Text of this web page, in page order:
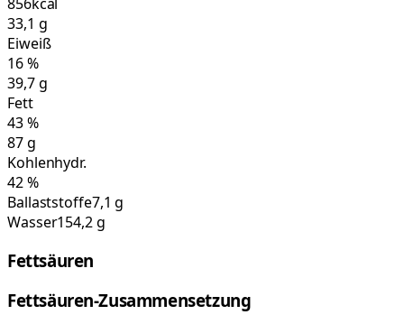
33,1 g
Eiweiß
16%
39,7g
Fett
43%
87g
Kohlenhydr.
42%
Ballaststoffe7,1 g
Wasser154,2 g
Fettsäuren
Fettsäuren-Zusammensetzung